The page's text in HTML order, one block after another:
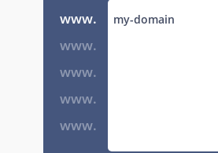
www.
www.
www.
www.
www.